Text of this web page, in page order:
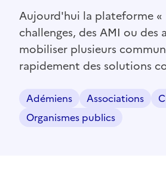
Aujourd'hui la plateforme
challenges, des AMI ou
mobiliser plusieurs
rapidement des solutions
Adémiens Associations
Organismes publics